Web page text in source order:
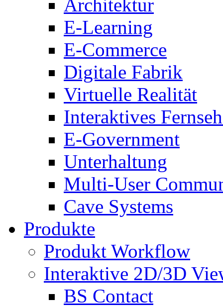
Architektur
E-Learning
E-Commerce
Digitale Fabrik
Virtuelle Realität
Interaktives
E-Government
Unterhaltung
Multi-User
Cave Systems
Produkte
Produkt Workflow
Interaktive 2D/3D
BS Contact